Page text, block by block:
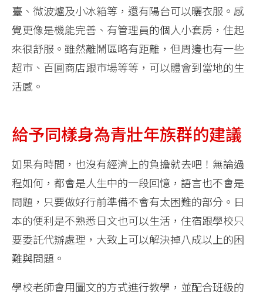
臺、微波爐及小冰箱等，還有陽台可以曬衣服。感
覺更像是機能完善、有管理員的個人小套房，住起
來很舒服。雖然離鬧區略有距離，但周邊也有一些
超市、百圓商店跟市場等等，可以體會到當地的生
活感。
給予同樣身為青壯年族群的建議
如果有時間，也沒有經濟上的負擔就去吧！無論過
程如何，都會是人生中的一段回憶，語言也不會是
問題，只要做好行前準備不會有太困難的部分。日
本的便利是不熟悉日文也可以生活，住宿跟學校只
要委託代辦處理，大致上可以解決掉八成以上的困
難與問題。
學校老師會用圖文的方式進行教學，並配合班級的